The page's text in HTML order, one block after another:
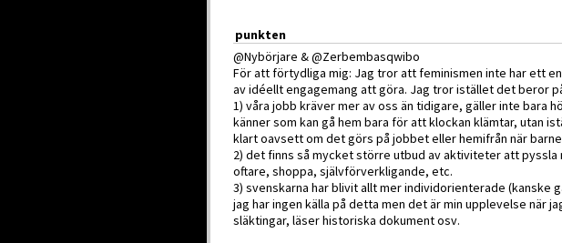
punkten
@Nybörjare & @Zerbembasqwibo
För att förtydliga mig: Jag tror att feminismen inte har ett
av idéellt engagemang att göra. Jag tror istället det beror
1) våra jobb kräver mer av oss än tidigare, gäller inte bara
känner som kan gå hem bara för att klockan klämtar, utan
klart oavsett om det görs på jobbet eller hemifrån när
2) det finns så mycket större utbud av aktiviteter att
oftare, shoppa, självförverkligande, etc.
3) svenskarna har blivit allt mer individorienterade (kanske
jag har ingen källa på detta men det är min upplevelse när
släktingar, läser historiska dokument osv.